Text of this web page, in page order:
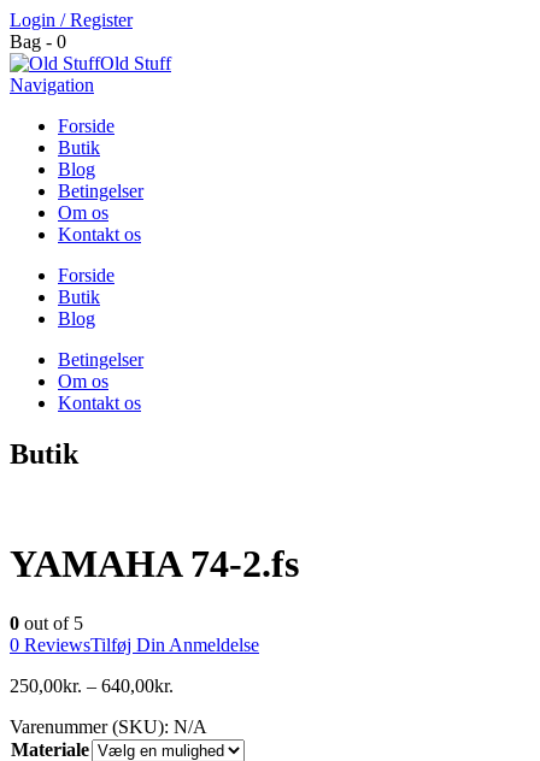
Login / Register
Bag - 0
Old Stuff
Navigation
Forside
Butik
Blog
Betingelser
Om os
Kontakt os
Forside
Butik
Blog
Betingelser
Om os
Kontakt os
Butik
YAMAHA 74-2.fs
0 out of 5
0 ReviewsTilføj Din Anmeldelse
250,00kr. – 640,00kr.
Varenummer (SKU): N/A
Materiale